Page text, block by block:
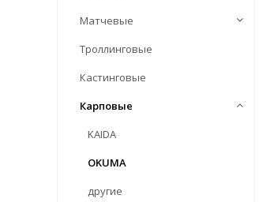
Матчевые
Троллинговые
Кастинговые
Карповые
KAIDA
OKUMA
другие